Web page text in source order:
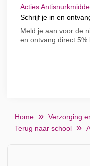
Acties
Schrijf je in en
Meld je aan voor de
en ontvang direct 5%
Home Verzorging
Terug naar school